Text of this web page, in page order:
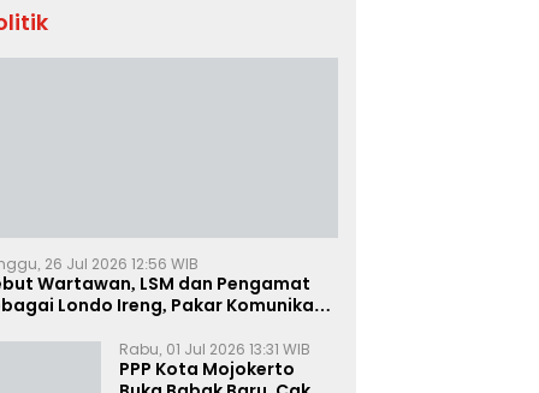
26 Jul 2026 12:56 WIB
Wartawan, LSM dan Pengamat
Londo Ireng, Pakar Komunikasi:
Rabu, 01 Jul 2026 13:31 WIB
PPP Kota Mojokerto